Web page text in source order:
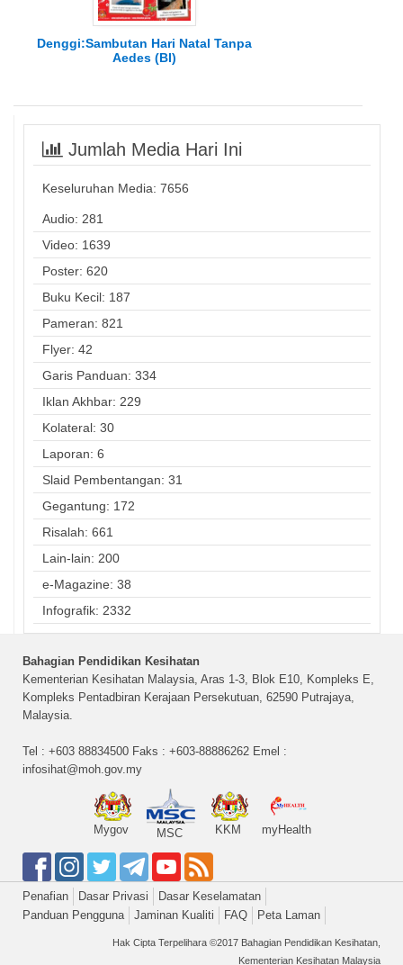
Denggi:Sambutan Hari Natal Tanpa
Aedes (BI)
Jumlah Media Hari Ini
Keseluruhan Media: 7656
Audio: 281
Video: 1639
Poster: 620
Buku Kecil: 187
Pameran: 821
Flyer: 42
Garis Panduan: 334
Iklan Akhbar: 229
Kolateral: 30
Laporan: 6
Slaid Pembentangan: 31
Gegantung: 172
Risalah: 661
Lain-lain: 200
e-Magazine: 38
Infografik: 2332
Bahagian Pendidikan Kesihatan
Kementerian Kesihatan Malaysia, Aras 1-3, Blok E10, Kompleks E,
Kompleks Pentadbiran Kerajaan Persekutuan, 62590 Putrajaya,
Malaysia.
Tel : +603 88834500 Faks : +603-88886262 Emel :
infosihat@moh.gov.my
Mygov MSC KKM myHealth
Penafian Dasar Privasi
Dasar Keselamatan
Panduan Pengguna
Jaminan Kualiti FAQ Peta Laman
Hak Cipta Terpelihara ©2017 Bahagian Pendidikan Kesihatan,
Kementerian Kesihatan Malaysia